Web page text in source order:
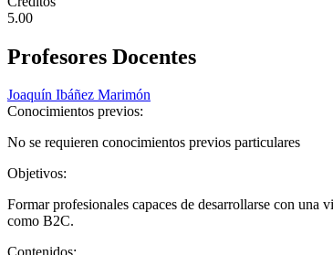
5.00
Profesores Docentes
Joaquín Ibáñez Marimón
Conocimientos previos:
No se requieren conocimientos previos particulares
Objetivos:
Formar profesionales capaces de desarrollarse con
como B2C.